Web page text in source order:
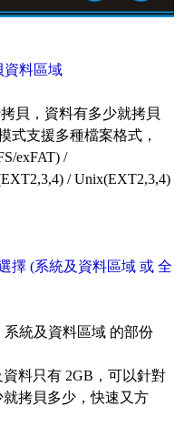
資料區域
貝，資料有多少就拷貝
式支援多種檔案格式，
exFAT) /
/ Unix(EXT2,3,4)
擇 (系統及資料區域 或 全
系統及資料區域的部份
料只有 2GB，可以針對
拷貝多少，快速又方